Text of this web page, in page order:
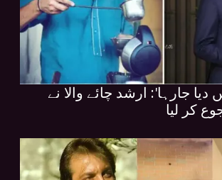
دیا جارہا': ارشد چائے والا نے
کر لیا